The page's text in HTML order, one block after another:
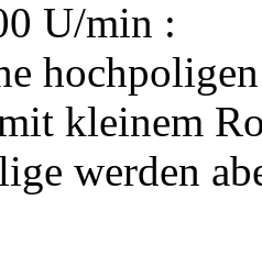
U/min :
kleinem
werden